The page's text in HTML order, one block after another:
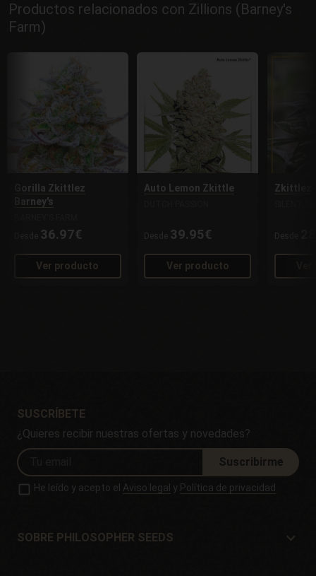
Productos relacionados con Zillions (Barney's
Farm)
Gorilla Zkittlez
Barney's
Desde 36.97€
Ver producto
Auto Lemon Zkittle
Desde 39.95€
Ver producto
Zkittlez
Desde
SUSCRÍBETE
¿Quieres recibir nuestras ofertas y novedades?
Suscribirme
He leído y acepto el Aviso legal y Política de privacidad
SOBRE PHILOSOPHER SEEDS